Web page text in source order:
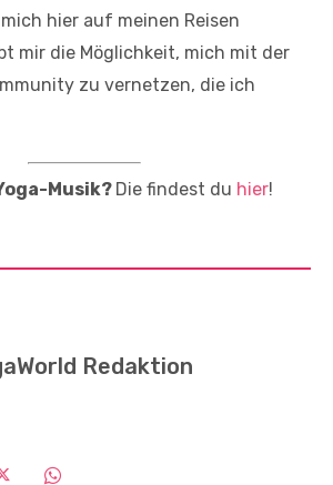
hier auf meinen Reisen
mir die Möglichkeit, mich mit der
zu vernetzen, die ich
Musik? Die findest du hier!
Redaktion